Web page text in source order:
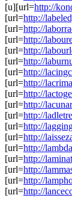
[u][url=http://
[url=http://
[url=http://
[url=http://
[url=http://
[url=http://
[url=http://
[url=http://
[url=http://
[url=http://
[url=http://
[url=http://
[url=http://
[url=http://
[url=http://
[url=http://
[url=http://
[url=http://